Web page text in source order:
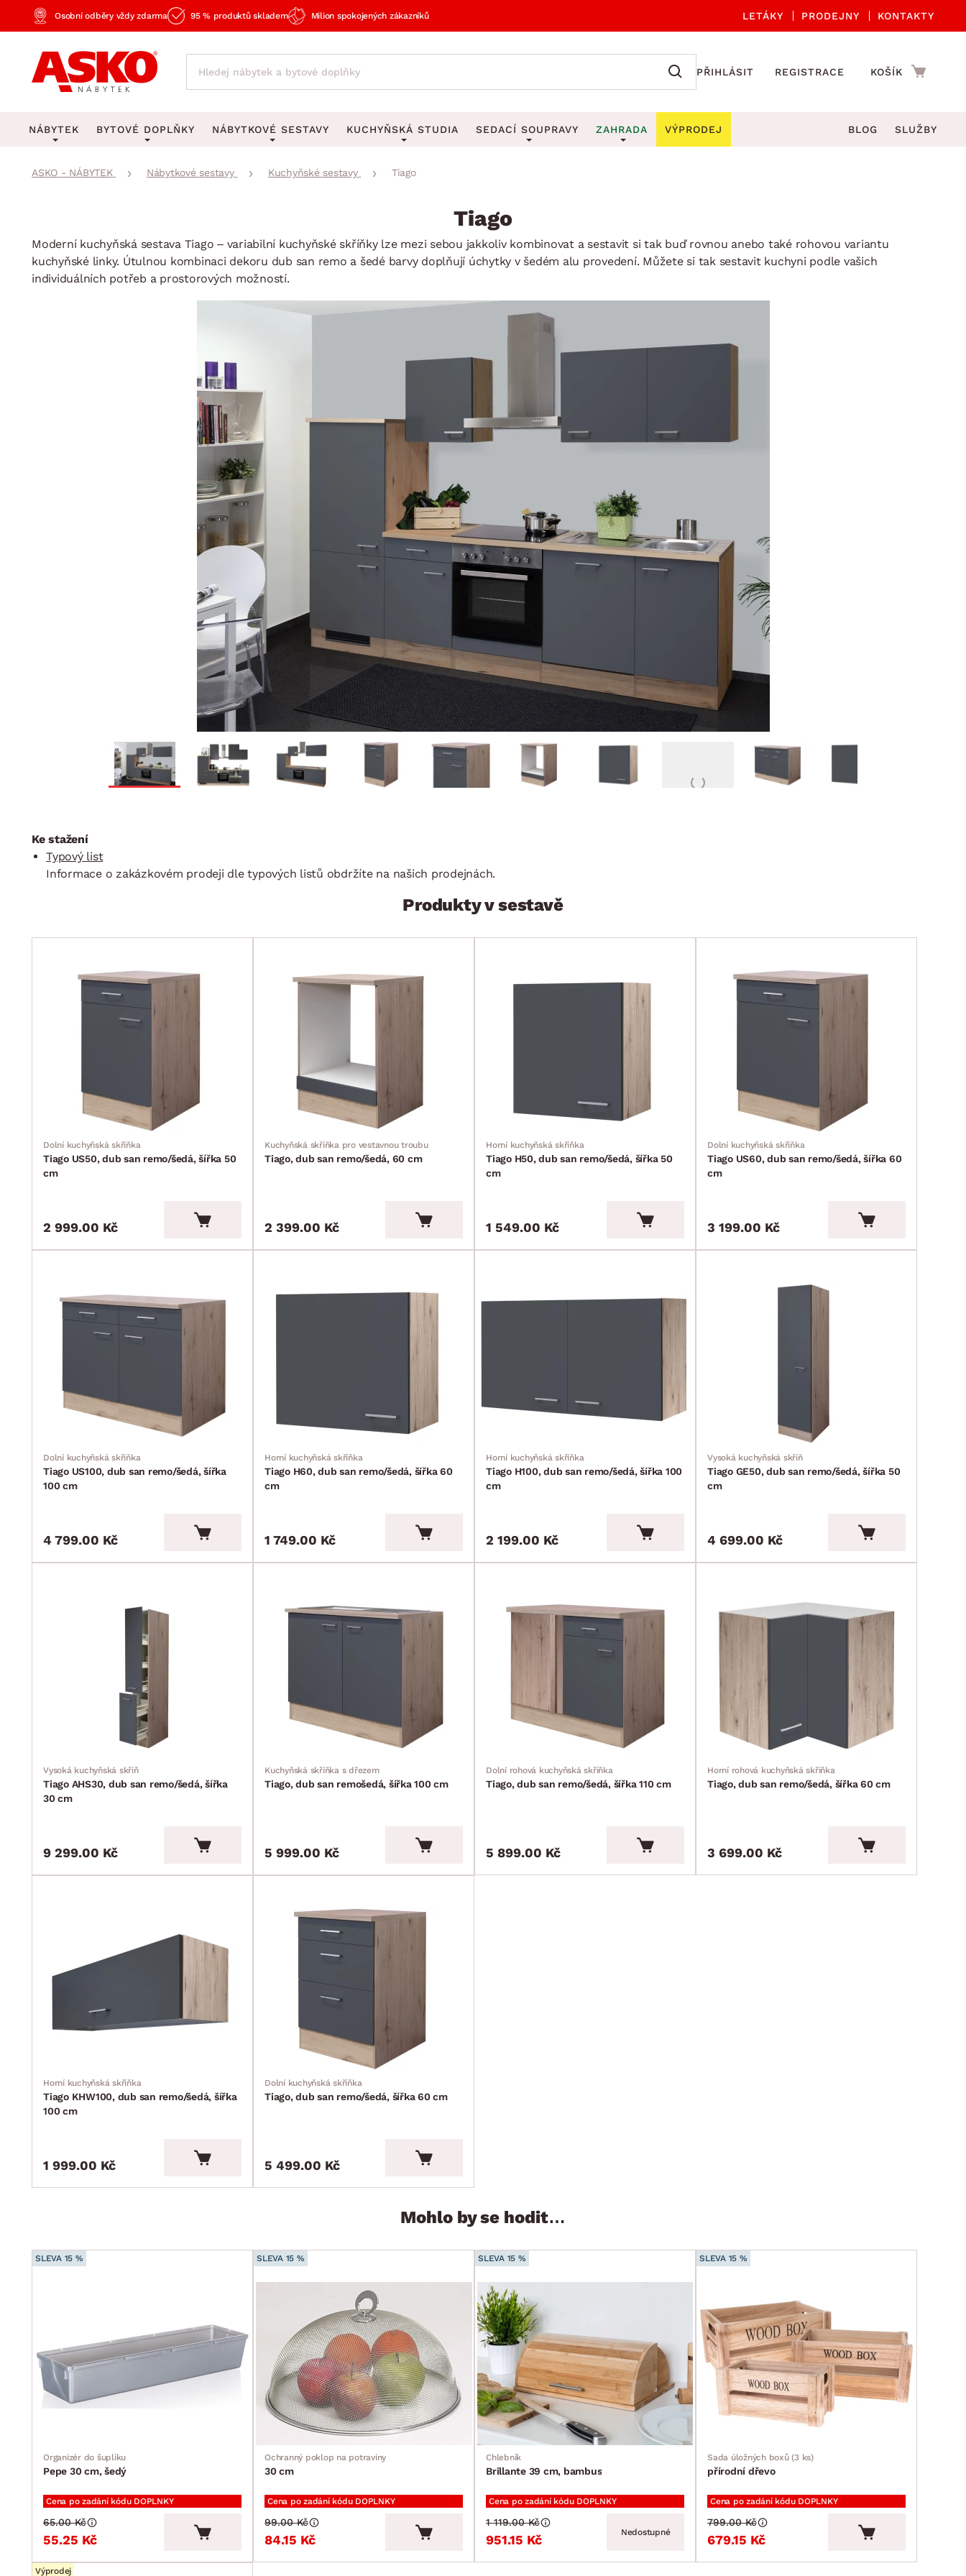
Osobní odběry vždy zdarma 95 % produktů skladem Milion spokojených zákazníků LETÁKY PRODEJNY KONTAKTY
PŘIHLÁSIT REGISTRACE KOŠÍK
NÁBYTEK
Obývací pokoj
Ložnice
BYTOVÉ DOPLŇKY
KOBERCE
Dětské koberce
Koupelnové předložky
OSVĚTLENÍ
Lustry a závěsná svítidla
Stojací lampy
DEKORACE
Hodiny
Vázy
Stojany na noviny
Stojany na oblečení
Koupelnové doplňky
Zahradní doplňky
Příbory
Pánve
Zobrazit vše
NÁBYTKOVÉ SESTAVY
Obývací sestavy
Kuchyňské sestavy
Dětské sestavy
Předsíňové sestavy
Zahradní sestavy
KUCHYŇSKÁ STUDIA SEDACÍ SOUPRAVY
Sedací soupravy 3-2-1
Sedací soupravy na míru
ZAHRADA
Zahradní stoly
VÝPRODEJ BLOG SLUŽBY
ASKO - NÁBYTEK Nábytkové sestavy Kuchyňské sestavy Tiago
Tiago
Moderní kuchyňská sestava Tiago – variabilní kuchyňské skříňky lze mezi sebou jakkoliv kombinovat a sestavit si tak buď rovnou anebo také rohovou variantu
kuchyňské linky. Útulnou kombinaci dekoru dub san remo a šedé barvy doplňují úchytky v šedém alu provedení. Můžete si tak sestavit kuchyni podle vašich
individuálních potřeb a prostorových možností.
Ke stažení
Typový list
Informace o zakázkovém prodeji dle typových listů obdržíte na našich prodejnách.
Produkty v sestavě
Dolní kuchyňská skříňka
Tiago US50, dub san remo/šedá, šířka 50
cm
2 999.00 Kč
Kuchyňská skříňka pro vestavnou troubu
Tiago, dub san remo/šedá, 60 cm
2 399.00 Kč
Horní kuchyňská skříňka
Tiago H50, dub san remo/šedá, šířka 50
cm
1 549.00 Kč
Dolní kuchyňská skříňka
Tiago US60, dub san remo/šedá, šířka 60
cm
3 199.00 Kč
Dolní kuchyňská skříňka
Tiago US100, dub san remo/šedá, šířka
100 cm
4 799.00 Kč
Horní kuchyňská skříňka
Tiago H60, dub san remo/šedá, šířka 60
cm
1 749.00 Kč
Horní kuchyňská skříňka
Tiago H100, dub san remo/šedá, šířka 100
cm
2 199.00 Kč
Vysoká kuchyňská skříň
Tiago GE50, dub san remo/šedá, šířka 50
cm
4 699.00 Kč
Vysoká kuchyňská skříň
Tiago AHS30, dub san remo/šedá, šířka
30 cm
9 299.00 Kč
Kuchyňská skříňka s dřezem
Tiago, dub san remošedá, šířka 100 cm
5 999.00 Kč
Dolní rohová kuchyňská skříňka
Tiago, dub san remo/šedá, šířka 110 cm
5 899.00 Kč
Horní rohová kuchyňská skříňka
Tiago, dub san remo/šedá, šířka 60 cm
3 699.00 Kč
Horní kuchyňská skříňka
Tiago KHW100, dub san remo/šedá, šířka
100 cm
1 999.00 Kč
Dolní kuchyňská skříňka
Tiago, dub san remo/šedá, šířka 60 cm
5 499.00 Kč
Mohlo by se hodit…
SLEVA 15 %
Organizér do šuplíku
Pepe 30 cm, šedý
Cena po zadání kódu DOPLNKY
55.25 Kč
65.00 Kč
SLEVA 15 %
Ochranný poklop na potraviny
30 cm
Cena po zadání kódu DOPLNKY
84.15 Kč
99.00 Kč
SLEVA 15 %
Chlebník
Brillante 39 cm, bambus
Cena po zadání kódu DOPLNKY
951.15 Kč
1 119.00 Kč
Nedostupné
SLEVA 15 %
Sada úložných boxů (3 ks)
přírodní dřevo
Cena po zadání kódu DOPLNKY
679.15 Kč
799.00 Kč
Výprodej